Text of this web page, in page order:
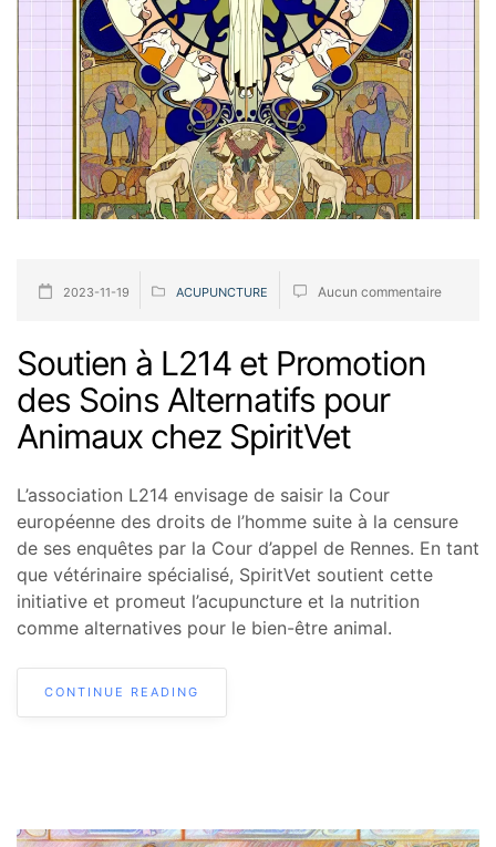
2023-11-19 ACUPUNCTURE Aucun commentaire
Soutien à L214 et Promotion
des Soins Alternatifs pour
Animaux chez SpiritVet
L’association L214 envisage de saisir la Cour
européenne des droits de l’homme suite à la censure
de ses enquêtes par la Cour d’appel de Rennes. En tant
que vétérinaire spécialisé, SpiritVet soutient cette
initiative et promeut l’acupuncture et la nutrition
comme alternatives pour le bien-être animal.
CONTINUE READING